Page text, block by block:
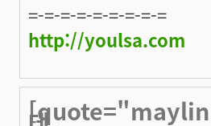
=-=-=-=-=-=-=-=-=
http://youlsa.com